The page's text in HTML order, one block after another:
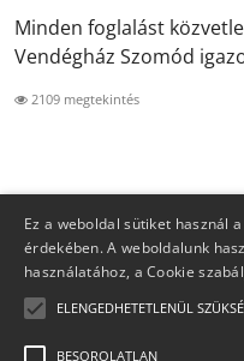
Minden foglalást
Vendégház Szomód
2109 megtekintés
Ez a weboldal sütiket használ
érdekében. A weboldalunk
használatához, a Cookie
ELENGEDHETETLENÜL
BESOROLATLAN